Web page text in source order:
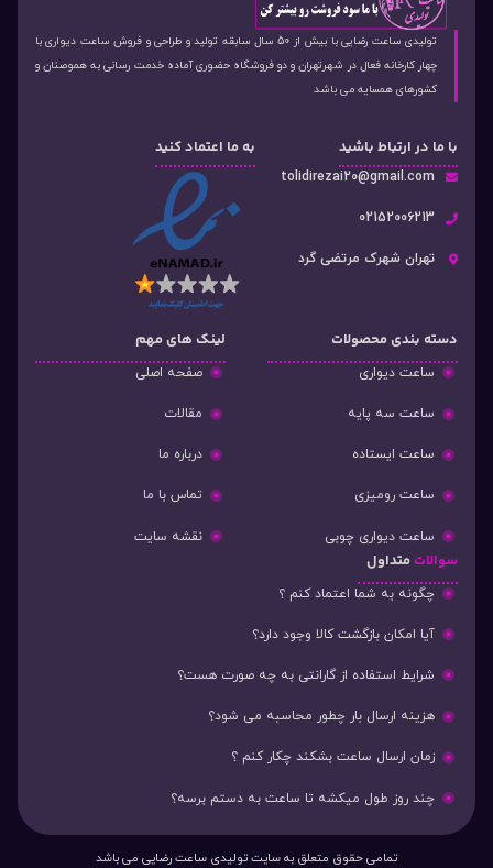
تولیدی ساعت رضایی با بیش از 50 سال سابقه تولید و طراحی و فروش ساعت دیواری با
چهار کارخانه فعال در شهرتهران و دو فروشگاه حضوری آماده خدمت رسانی به هموصنان و
کشورهای همسایه می باشد
با ما در ارتباط باشید
tolidirezai20@gmail.com
02152006213
تهران شهرک مرتضی گرد
به ما اعتماد کنید
دسته‌ بندی محصولات
ساعت دیواری
ساعت سه پایه
ساعت ایستاده
ساعت رومیزی
ساعت دیواری چوبی
لینک های مهم
صفحه اصلی
مقالات
درباره ما
تماس با ما
نقشه سایت
سوالات متداول
چگونه به شما اعتماد کنم ؟
آیا امکان بازگشت کالا وجود دارد؟
شرایط استفاده از گارانتی به چه صورت هست؟
هزینه ارسال بار چطور محاسبه می شود؟
زمان ارسال ساعت بشکند چکار کنم ؟
چند روز طول میکشه تا ساعت به دستم برسه؟
تمامی حقوق متعلق به سایت تولیدی ساعت رضایی می باشد